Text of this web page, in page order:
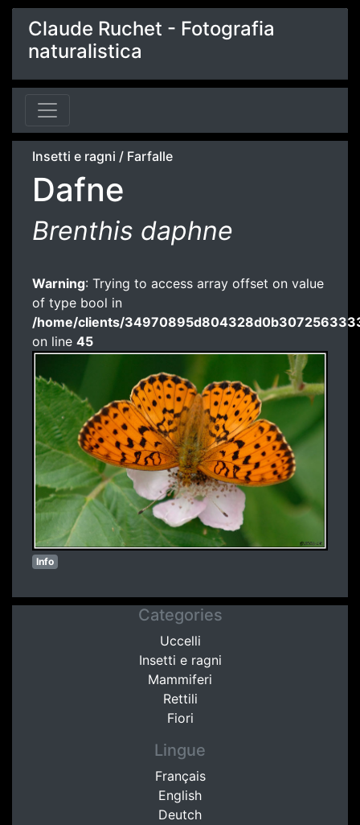
Claude Ruchet - Fotografia
naturalistica
Insetti e ragni / Farfalle
Dafne
Brenthis daphne
Warning: Trying to access array offset on value
of type bool in
/home/clients/
on line 45
Info
Categories
Uccelli
Insetti e ragni
Mammiferi
Rettili
Fiori
Lingue
Français
English
Deutch